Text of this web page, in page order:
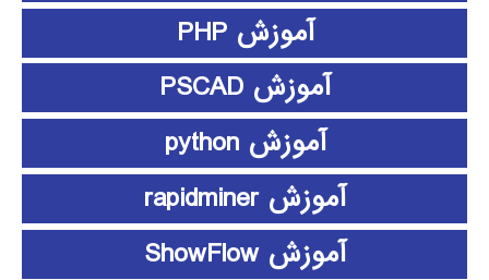
آموزش PHP
آموزش PSCAD
آموزش python
آموزش rapidminer
آموزش ShowFlow